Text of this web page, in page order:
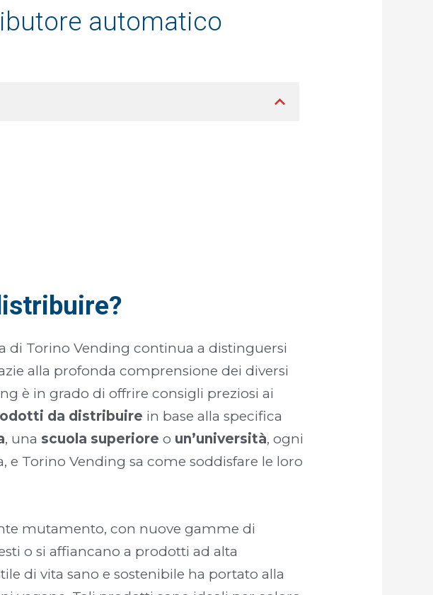
automatico
di Torino Vending continua a distinguersi
alla profonda comprensione dei diversi
è in grado di offrire consigli preziosi ai
da distribuire in base alla specifica
, una scuola superiore o un’università, ogni
Torino Vending sa come soddisfare le loro
mutamento, con nuove gamme di
o si affiancano a prodotti ad alta
di vita sano e sostenibile ha portato alla